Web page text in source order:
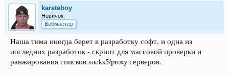
karateboy
Новичок
Вебмастер
Наша тима иногда берет в разработку софт, и одна из
последних разработок - скрипт для массовой проверки и
ранжирования списков socks5/proxy серверов.